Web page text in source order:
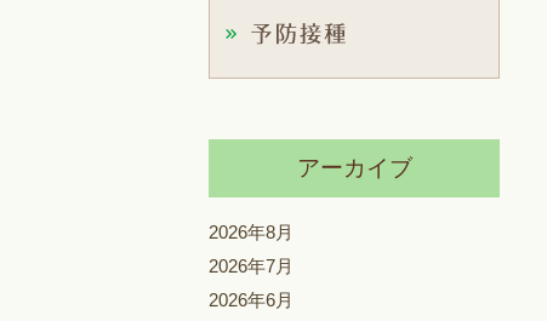
アーカイブ
2026年8月
2026年7月
2026年6月